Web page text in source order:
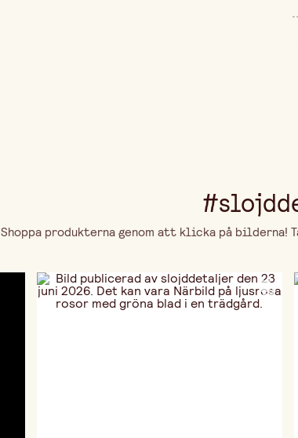
Shoppa produkterna genom att klicka på bilderna!